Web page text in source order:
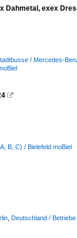
Dahmetal, exex
/ Mercedes-

B, C) / Bielefeld moBiel
Deutschland /